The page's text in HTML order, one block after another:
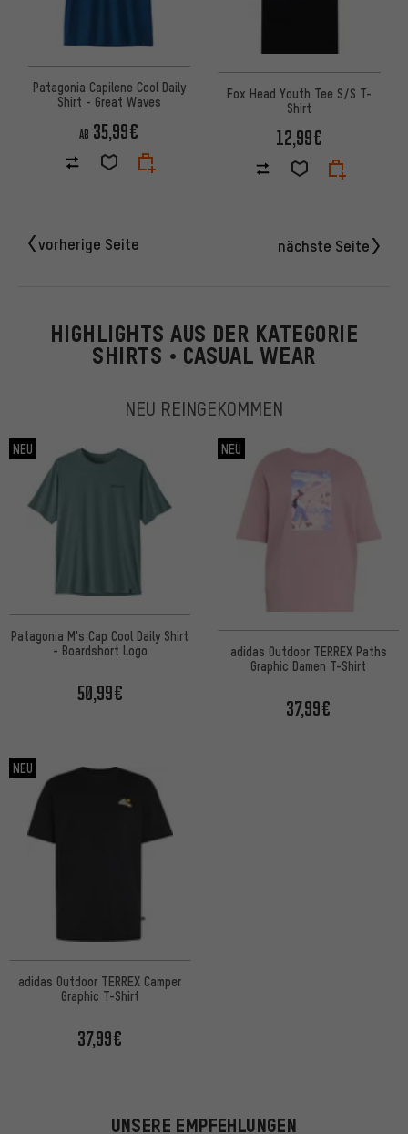
Patagonia Capilene Cool Daily
Shirt - Great Waves
AB 35,99€
Fox Head Youth Tee S/S T-
Shirt
12,99€
vorherige Seite nächste Seite
HIGHLIGHTS AUS DER KATEGORIE
SHIRTS • CASUAL WEAR
NEU REINGEKOMMEN
NEU
Patagonia M's Cap Cool Daily Shirt
- Boardshort Logo
50,99€
NEU
adidas Outdoor TERREX Paths
Graphic Damen T-Shirt
37,99€
NEU
adidas Outdoor TERREX Camper
Graphic T-Shirt
37,99€
UNSERE EMPFEHLUNGEN